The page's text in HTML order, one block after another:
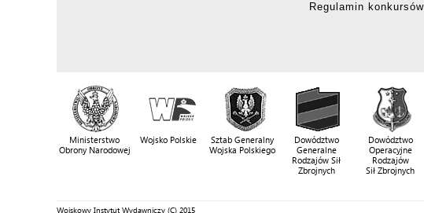
Regulamin
Ministerstwo
Obrony Narodowej
Wojsko Polskie
Sztab Generalny
Wojska Polskiego
Dowództwo
Generalne
Rodzajów Sił
Zbrojnych
Dowództwo
Operacyjne
Rodzajów
Sił Zbrojnych
Wojskowy Instytut Wydawniczy (C) 2015